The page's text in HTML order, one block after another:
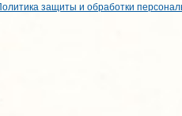
защиты и обработки